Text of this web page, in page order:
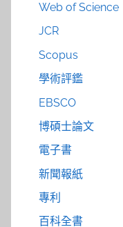
Web of Science
JCR
Scopus
學術評鑑
EBSCO
博碩士論文
電子書
新聞報紙
專利
百科全書